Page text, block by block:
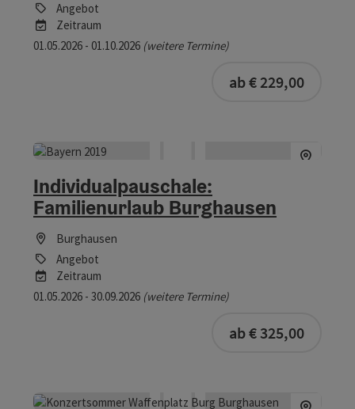
Angebot
Zeitraum
01.05.2026 - 01.10.2026 (weitere Termine)
ab € 229,00
Individualpauschale:
Familienurlaub Burghausen
Burghausen
Angebot
Zeitraum
01.05.2026 - 30.09.2026 (weitere Termine)
ab € 325,00